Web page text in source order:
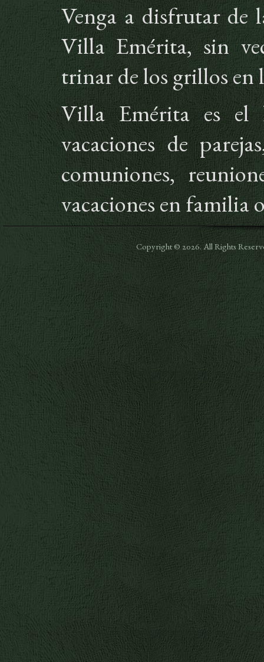
Venga a disfrutar de
Villa Emérita, sin
trinar de los grillos en
Villa Emérita es el
vacaciones de
comuniones,
vacaciones en familia
Copyright © 2026. All Rights